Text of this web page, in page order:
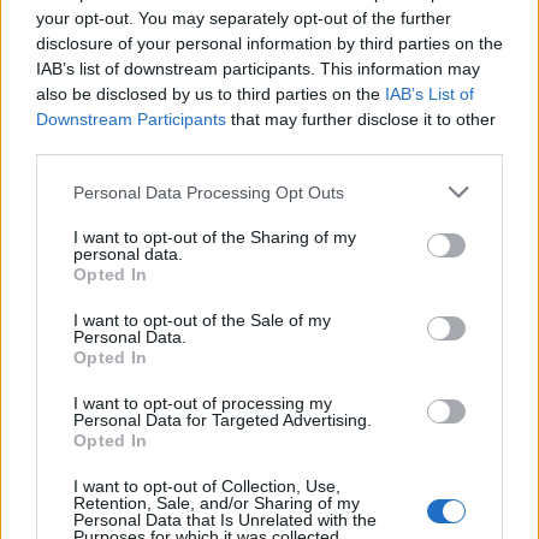
your opt-out. You may separately opt-out of the further
disclosure of your personal information by third parties on the
IAB’s list of downstream participants. This information may
also be disclosed by us to third parties on the IAB’s List of
Downstream Participants that may further disclose it to other
Personal Data Processing Opt Outs
I want to opt-out of the Sharing of my
personal data.
Opted In
I want to opt-out of the Sale of my
Personal Data.
Opted In
I want to opt-out of processing my
Personal Data for Targeted Advertising.
Opted In
I want to opt-out of Collection, Use,
Retention, Sale, and/or Sharing of my
Personal Data that Is Unrelated with the
ARTIGOS RELACIONADOSMAIS DO AUTOR
Sinfónica da ARMAB pelo 1º lugar no
certame internacional de Valência